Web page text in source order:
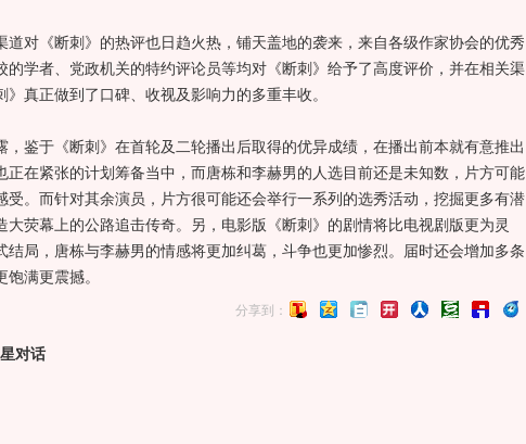
对《断刺》的热评也日趋火热，铺天盖地的袭来，来自各级作家协会的优秀
的学者、党政机关的特约评论员等均对《断刺》给予了高度评价，并在相关渠
》真正做到了口碑、收视及影响力的多重丰收。
鉴于《断刺》在首轮及二轮播出后取得的优异成绩，在播出前本就有意推出
正在紧张的计划筹备当中，而唐栋和李赫男的人选目前还是未知数，片方可能
受。而针对其余演员，片方很可能还会举行一系列的选秀活动，挖掘更多有潜
大荧幕上的公路追击传奇。另，电影版《断刺》的剧情将比电视剧版更为灵
结局，唐栋与李赫男的情感将更加纠葛，斗争也更加惨烈。届时还会增加多条
满更震撼。
分享到：
对话